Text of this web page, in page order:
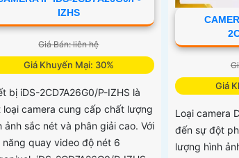
IZHS
Giá Bán: liên hệ
Giá Khuyến Mại: 30%
bị iDS-2CD7A26G0/P-IZHS là
loại camera cung cấp chất lượng
ảnh sắc nét và phân giải cao. Với
năng quay video độ nét 6
Giá
Loại camera
đến sự đột
lượng hình